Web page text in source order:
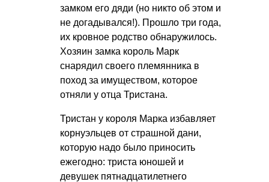
замком его дяди (но никто об этом и
не догадывался!). Прошло три года,
их кровное родство обнаружилось.
Хозяин замка король Марк
снарядил своего племянника в
поход за имуществом, которое
отняли у отца Тристана.
Тристан у короля Марка избавляет
корнуэльцев от страшной дани,
которую надо было приносить
ежегодно: триста юношей и
девушек пятнадцатилетнего